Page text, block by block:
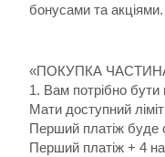
бонусами та акціями.
«ПОКУПКА
1. Вам потрібно бути
Мати доступний
Перший платіж буде
Перший платіж + 4